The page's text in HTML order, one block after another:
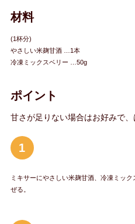
材料
(1杯分)
やさしい米麹甘酒 …1本
冷凍ミックスベリー …50g
ポイント
甘さが足りない場合はお好みで、
1
ミキサーにやさしい米麹甘酒、冷凍ミッ
ぜる。